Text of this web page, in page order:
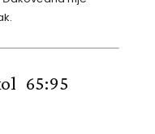
65:95